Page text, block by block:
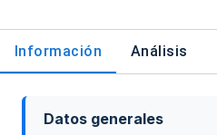
Información Análisis
Datos generales